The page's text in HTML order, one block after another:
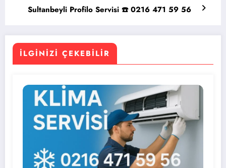
Sultanbeyli Profilo Servisi ☎️ 0216 471 59 56
İLGINIZI ÇEKEBILIR